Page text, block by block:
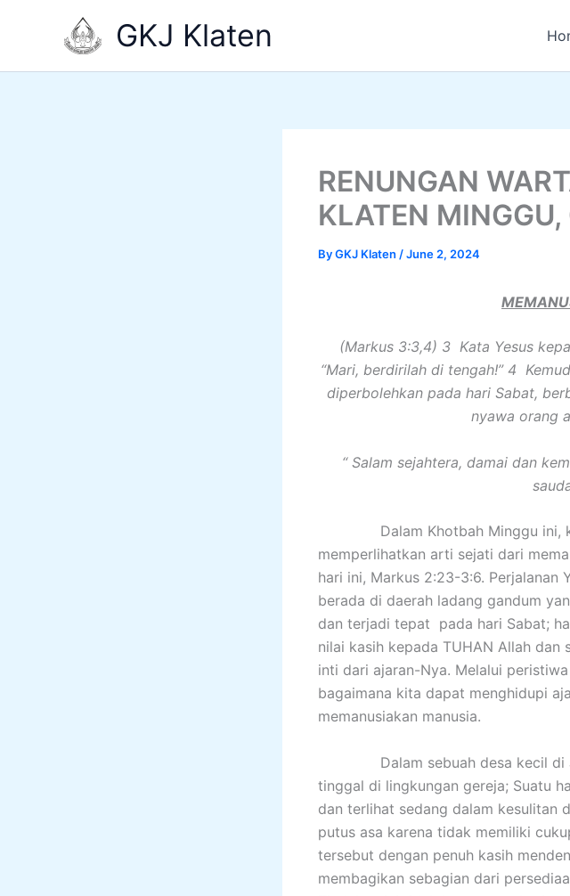
GKJ Klaten
RENUNGAN
KLATEN
ByGKJ Klaten /June 2, 2024
(Markus 3:3,4) 3 Kata Yesus
“Mari, berdirilah di tengah!” 4
diperbolehkan pada hari Sabat,
nyawa orang
“ Salam sejahtera, damai dan
Dalam Khotbah Minggu ini, kita
memperlihatkan arti sejati dari
hari ini, Markus 2:23-3:6. Perjalanan
berada di daerah ladang gandum
dan terjadi tepat pada hari Sabat;
nilai kasih kepada TUHAN Allah dan
inti dari ajaran-Nya. Melalui
bagaimana kita dapat menghidupi
memanusiakan manusia.
Dalam sebuah desa kecil di
tinggal di lingkungan gereja; Suatu
dan terlihat sedang dalam kesulitan
putus asa karena tidak memiliki
tersebut dengan penuh kasih
membagikan sebagian dari